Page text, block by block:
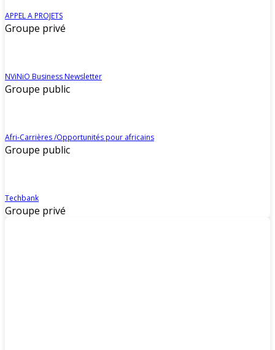
APPEL A PROJETS
Groupe privé
NViNiO Business Newsletter
Groupe public
Afri-Carrières /Opportunités pour africains
Groupe public
Techbank
Groupe privé